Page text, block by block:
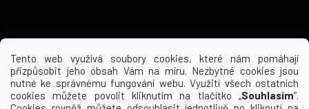
Tento web využívá soubory cookies, které nám pomáhají
přizpůsobit jeho obsah Vám na míru. Nezbytné cookies jsou
nutné ke správnému fungování webu. Využití všech ostatních
cookies můžete povolit kliknutím na tlačítko „Souhlasím“.
Možnosti dopravy